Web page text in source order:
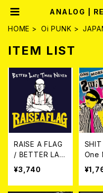
ANALOG |
HOME
Oi PUNK
ITEM LIST
RAISE A FLAG
/ BETTER LAT
E THAN NEVE
R LP
¥3,740
One
e